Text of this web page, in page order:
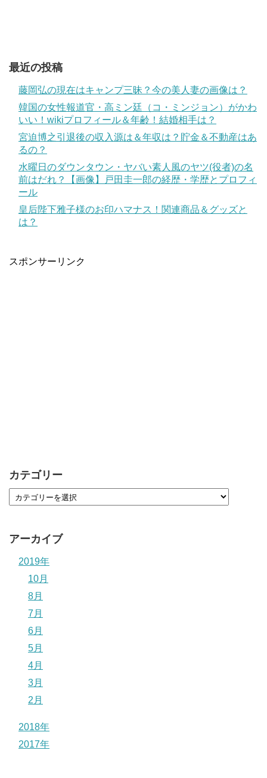
最近の投稿
藤岡弘の現在はキャンプ三昧？今の美人妻の画像は？
韓国の女性報道官・高ミン廷（コ・ミンジョン）がかわ
いい！wikiプロフィール＆年齢！結婚相手は？
宮迫博之引退後の収入源は＆年収は？貯金＆不動産はあ
るの？
水曜日のダウンタウン・ヤバい素人風のヤツ(役者)の名
前はだれ？【画像】戸田圭一郎の経歴・学歴とプロフィ
ール
皇后陛下雅子様のお印ハマナス！関連商品＆グッズと
は？
スポンサーリンク
カテゴリー
アーカイブ
2019年
10月
8月
7月
6月
5月
4月
3月
2月
2018年
2017年